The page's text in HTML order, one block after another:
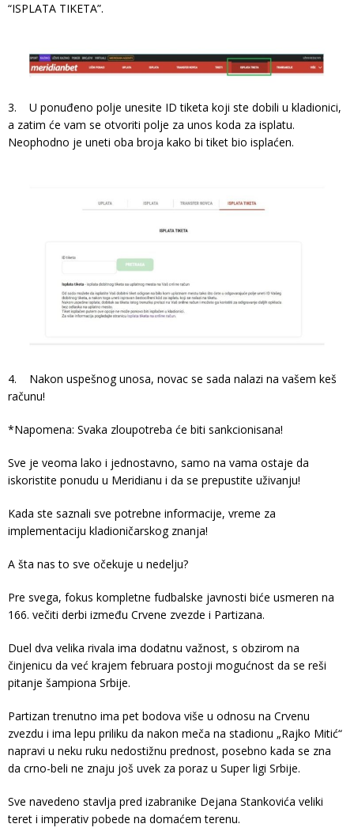
“ISPLATA TIKETA”.
3. U ponuđeno polje unesite ID tiketa koji ste dobili u kladionici,
a zatim će vam se otvoriti polje za unos koda za isplatu.
Neophodno je uneti oba broja kako bi tiket bio isplaćen.
4. Nakon uspešnog unosa, novac se sada nalazi na vašem keš
računu!
*Napomena: Svaka zloupotreba će biti sankcionisana!
Sve je veoma lako i jednostavno, samo na vama ostaje da
iskoristite ponudu u Meridianu i da se prepustite uživanju!
Kada ste saznali sve potrebne informacije, vreme za
implementaciju kladioničarskog znanja!
A šta nas to sve očekuje u nedelju?
Pre svega, fokus kompletne fudbalske javnosti biće usmeren na
166. večiti derbi između Crvene zvezde i Partizana.
Duel dva velika rivala ima dodatnu važnost, s obzirom na
činjenicu da već krajem februara postoji mogućnost da se reši
pitanje šampiona Srbije.
Partizan trenutno ima pet bodova više u odnosu na Crvenu
zvezdu i ima lepu priliku da nakon meča na stadionu „Rajko Mitić“
napravi u neku ruku nedostižnu prednost, posebno kada se zna
da crno-beli ne znaju još uvek za poraz u Super ligi Srbije.
Sve navedeno stavlja pred izabranike Dejana Stankovića veliki
teret i imperativ pobede na domaćem terenu.